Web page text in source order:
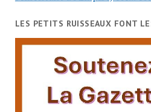
LES PETITS RUISSEAUX FONT